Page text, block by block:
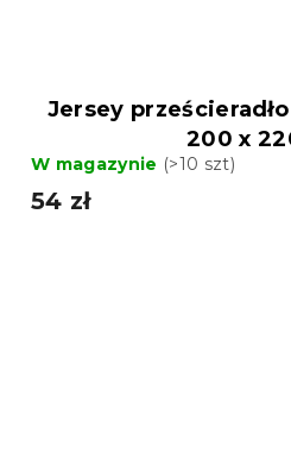
Jersey prześcieradło
200 x
W magazynie (>10 szt)
54 zł